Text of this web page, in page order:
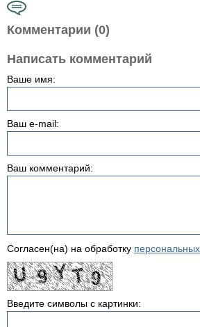
Комментарии (0)
Написать комментарий
Ваше имя:
Ваш e-mail:
Ваш комментарий:
Согласен(на) на обработку
Введите символы с картинки: